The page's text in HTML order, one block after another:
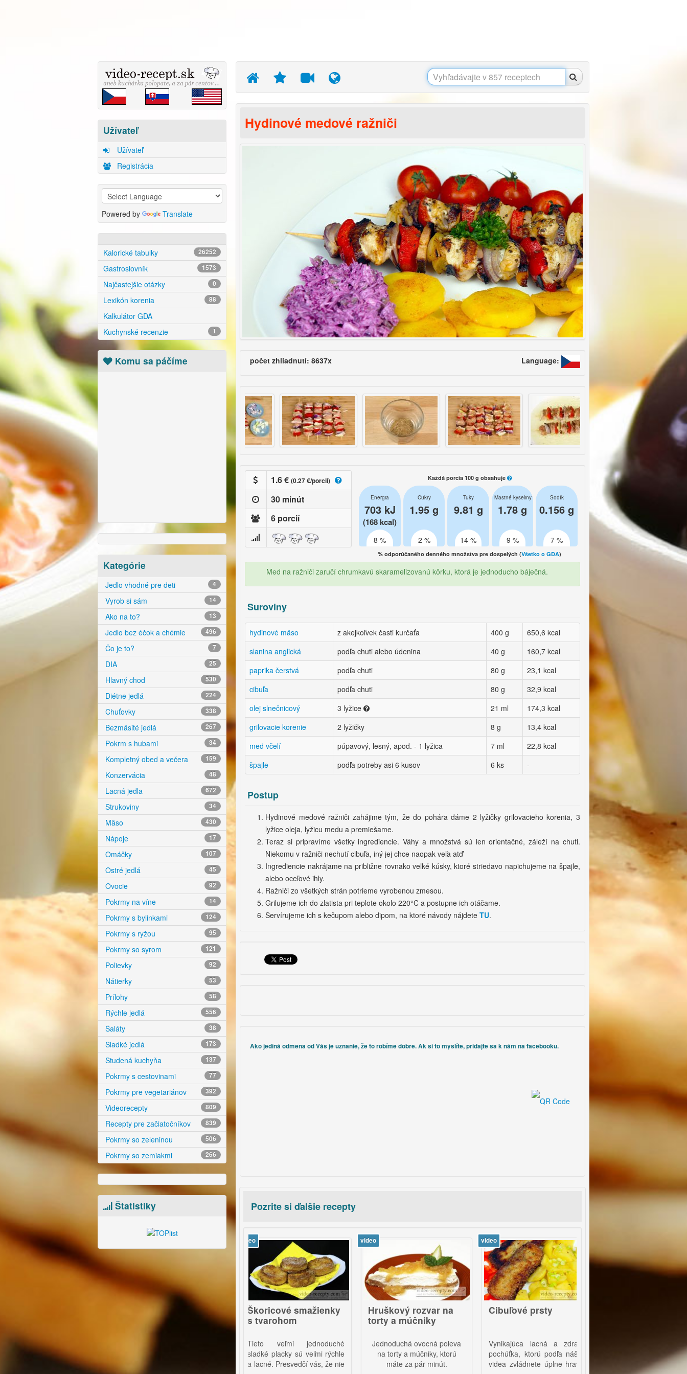
Užívateľ
Užívateľ
Registrácia
Powered by Translate
Kalorické tabuľky 26252
Gastroslovník 1573
Najčastejšie otázky 0
Lexikón korenia 88
Kalkulátor GDA
Kuchynské recenzie
1
Komu sa páčíme
Kategórie
Jedlo vhodné pre deti 4
Vyrob si sám 14
Ako na to? 13
Jedlo bez éčok a chémie 496
Čo je to? 7
DIA 25
Hlavný chod 530
Diétne jedlá 224
Chuťovky 338
Bezmäsité jedlá 267
Pokrm s hubami 34
Kompletný obed a večera 159
Konzervácia 48
Lacná jedla 672
Strukoviny 34
Mäso 430
Nápoje 17
Omáčky 107
Ostré jedlá 45
Ovocie 92
Pokrmy na víne 14
Pokrmy s bylinkami 124
Pokrmy s ryžou 95
Pokrmy so syrom 121
Polievky 92
Nátierky 53
Prílohy 58
Rýchle jedlá 556
Šaláty 38
Sladké jedlá 173
Studená kuchyňa 137
Pokrmy s cestovinami 77
Pokrmy pre vegetariánov 392
Videorecepty 809
Recepty pre začiatočníkov 839
Pokrmy so zeleninou 506
Pokrmy so zemiakmi 266
Štatistiky
Hydinové medové ražniči
počet zhliadnutí: 8637x Language:
1.6 € (0.27 €/porcii)
30 minút
6 porcií
Každá porcia 100 g obsahuje
Energia
703 kJ
(168 kcal)
8 %
Cukry
1.95 g
2 %
Tuky
9.81 g
14 %
Mastné kyseliny
1.78 g
9 %
Sodík
0.156 g
7 %
% odporúčaného denného množstva pre dospelých (Všetko o GDA)
Med na ražniči zaručí chrumkavú skaramelizovanú kôrku, ktorá je jednoducho báječná.
Suroviny
hydinové mäso z akejkoľvek časti kurčaťa 400 g
650,6 kcal
slanina anglická
podľa chuti alebo údenina 40 g
160,7 kcal
paprika čerstvá
podľa chuti 80 g
23,1 kcal
cibuľa
podľa chuti 80 g
32,9 kcal
olej slnečnicový
3 lyžice 21 ml
174,3 kcal
grilovacie korenie
2 lyžičky 8 g
13,4 kcal
med včelí
púpavový, lesný, apod. - 1 lyžica 7 ml
22,8 kcal
špajle
podľa potreby asi 6 kusov 6 ks -
Postup
Hydinové medové ražniči zahájime tým, že do pohára dáme 2 lyžičky grilovacieho korenia, 3
lyžice oleja, lyžicu medu a premiešame.
Teraz si pripravíme všetky ingrediencie. Váhy a množstvá sú len orientačné, záleží na chuti.
Niekomu v ražniči nechutí cibuľa, iný jej chce naopak veľa atď
Ingrediencie nakrájame na približne rovnako veľké kúsky, ktoré striedavo napichujeme na špajle,
alebo oceľové ihly.
Ražniči zo všetkých strán potrieme vyrobenou zmesou.
Grilujeme ich do zlatista pri teplote okolo 220°C a postupne ich otáčame.
Servírujeme ich s kečupom alebo dipom, na ktoré návody nájdete TU.
Ako jediná odmena od Vás je uznanie, že to robíme dobre. Ak si to myslíte, pridajte sa k nám na facebooku.
Pozrite si ďalšie recepty
polievka je hit doby. Ak
budete postupovať podľa
Škoricové smažienky
s tvarohom
Tieto veľmi jednoduché
sladké placky sú veľmi rýchle
a lacné. Presvedčí vás, že nie
video
Hruškový rozvar na
torty a múčniky
Jednoduchá ovocná poleva
na torty a múčniky, ktorú
máte za pár minút.
Cibuľové prsty
Vynikajúca lacná a zdravá
pochúťka, ktorú podľa nášho
videa zvládnete úplne hravo.
video